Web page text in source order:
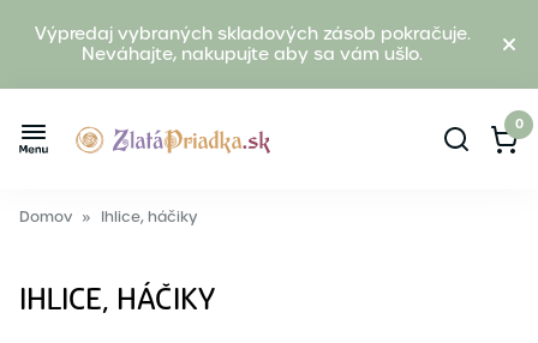
Výpredaj vybraných skladových zásob pokračuje.
Neváhajte, nakupujte aby sa vám ušlo.
0
Domov » Ihlice, háčiky
IHLICE, HÁČIKY